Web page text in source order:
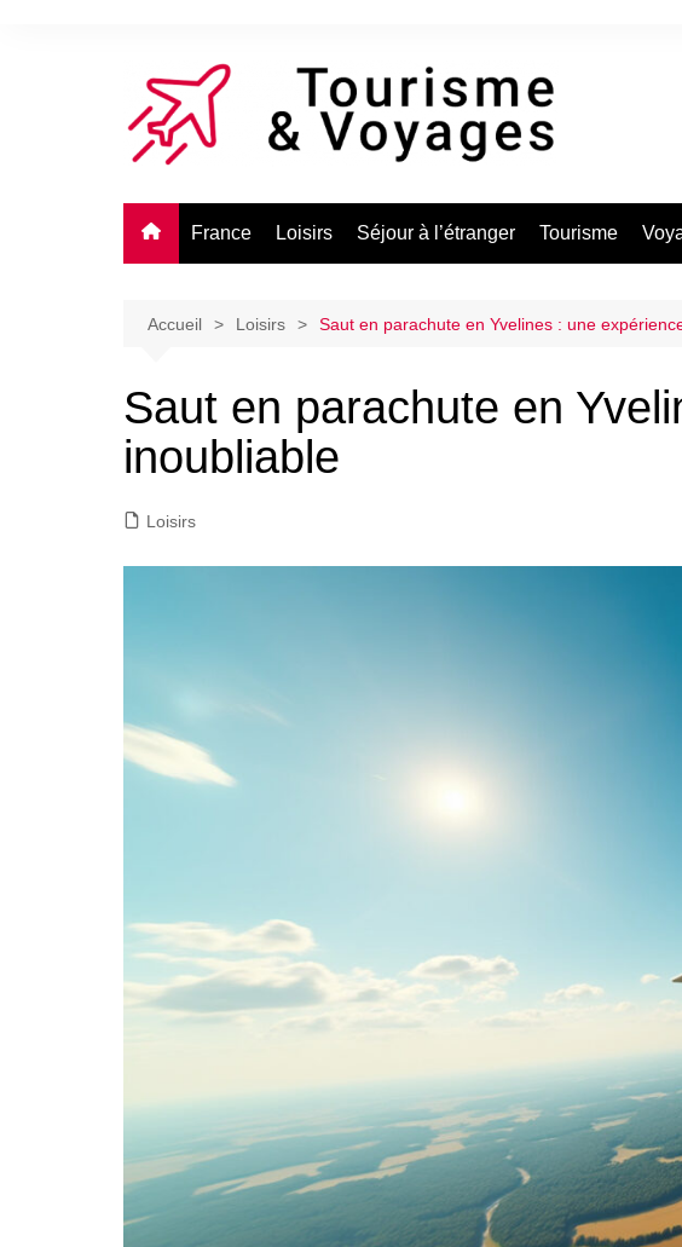
France Loisirs Séjour à l’étranger Tourisme
Accueil Loisirs Saut en parachute en Yvelines : une
Saut en parachute en
inoubliable
Loisirs